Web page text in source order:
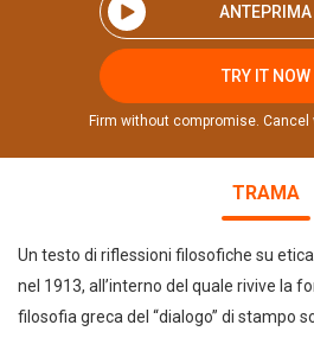
ANTEPRIMA
TRY IT NOW
Firm without compromise. Cancel
TRAMA
Un testo di riflessioni filosofiche su
nel 1913, all’interno del quale rivive la
filosofia greca del “dialogo” di stampo